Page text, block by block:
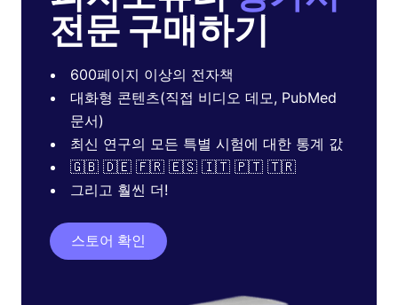
전문 구매하기
600페이지 이상의 전자책
대화형 콘텐츠(직접 비디오 데모, PubMed
문서)
최신 연구의 모든 특별 시험에 대한 통계 값
🇬🇧 🇩🇪 🇫🇷 🇪🇸 🇮🇹 🇵🇹 🇹🇷
그리고 훨씬 더!
스토어 확인